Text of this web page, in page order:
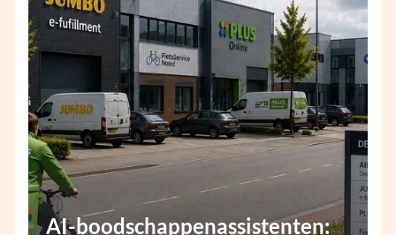
AI-boodschappenassistenten: